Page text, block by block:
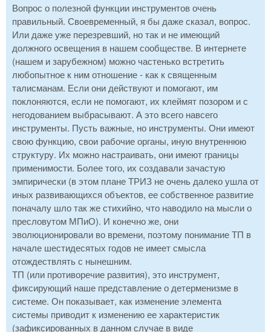
Вопрос о полезной функции инструментов очень
правильный. Своевременный, я бы даже сказал, вопрос.
Или даже уже перезревший, но так и не имеющий
должного освещения в нашем сообществе. В интернете
(нашем и зарубежном) можно частенько встретить
любопытное к ним отношение - как к священным
талисманам. Если они действуют и помогают, им
поклоняются, если не помогают, их клеймят позором и с
негодованием выбрасывают. А это всего навсего
инструменты. Пусть важные, но инструменты. Они имеют
свою функцию, свои рабочие органы, иную внутреннюю
структуру. Их можно настраивать, они имеют границы
применимости. Более того, их создавали зачастую
эмпирически (в этом плане ТРИЗ не очень далеко ушла от
иных развивающихся объектов, ее собственное развитие
поначалу шло так же стихийно, что наводило на мысли о
пресловутом МПиО). И конечно же, они
эволюционировали во времени, поэтому понимание ТП в
начале шестидесятых годов не имеет смысла
отождествлять с нынешним.
ТП (или противоречие развития), это инструмент,
фиксирующий наше представление о детерменизме в
системе. Он показывает, как изменение элемента
системы приводит к изменению ее характеристик
(зафиксированных в данном случае в виде